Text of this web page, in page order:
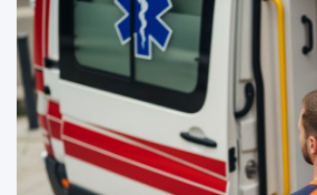
e
z
p
i
e
c
z
w
T
r
z
e
m
e